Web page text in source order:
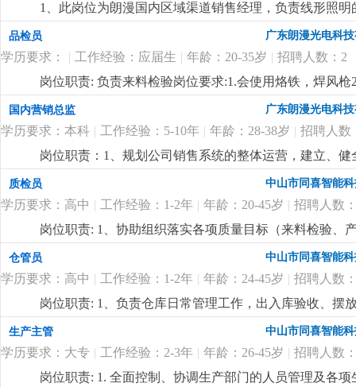
1、此岗位为朗漫国内区域渠道销售经理，负责线形照
灯带、商业照明等相关行业销售经验的优先录用，在其
3、有很强的业务能力和主动性，抗压能力强，对工作
迎志同道合的有识之士加入。更详细...
品检员 广东朗漫光电科
学历要求： | 工作经验：应届生 | 年龄：20-35岁 | 招聘人数：2
岗位职责: 负责来料检验岗位要求:1.会使用烙铁，焊风
国内营销总监 广东朗漫光电科
学历要求：本科 | 工作经验：5-10年 | 年龄：28-38岁 | 招聘人数
岗位职责：1、规划公司销售系统的整体运营，建立、
与制定公司销售中长期规划，依据公司整体销售目标年
程，完成销售任务；3、负责销售团队管理和建设，对
任职要求：1、本科或以上学历，品行端正、要求有良
关能力，具有一定的市场分析和客户布局等市场营销理
作经验，两年以上同职位管理工作经验，有led线形照
16年的企业，定位高端，应聘者需具备独特的营销理念
迎志同道合的有识之士加入。有梦想，有激情，躺平者
质检员 中山市同喜智能
学历要求：高中 | 工作经验：1-2年 | 年龄：20-45岁 | 招聘人数
岗位职责: 1、协助组织落实各项质量目标（来料检验、
2、现场巡检预防质量事故的发生，解决现场的质量问
障分析并进行跟踪处理；4、协助公司相关部门制订公
2、熟练使用办公软件；3、工作认真负责，良好的沟通
仓管员 中山市同喜智能
学历要求：高中 | 工作经验：1-2年 | 年龄：24-45岁 | 招聘人数
岗位职责: 1、负责仓库日常管理工作，出入库验收、摆
持仓库内货品和环境的干净整洁；4、负责仓库5s工作
系统；3、服从管理、能适应加班；
更详细 ...
生产主管 中山市同喜智能
学历要求：大专 | 工作经验：2-3年 | 年龄：26-45岁 | 招聘人数
岗位职责: 1. 全面控制、协调生产部门的人员管理及各